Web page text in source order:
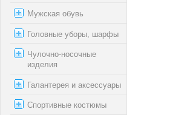
Мужская обувь
Головные уборы, шарфы
Чулочно-носочные
изделия
Галантерея и аксессуары
Спортивные костюмы